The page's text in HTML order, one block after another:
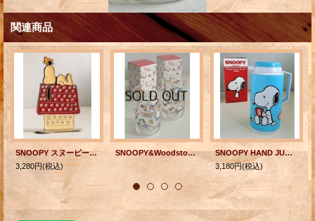
関連商品
SNOOPY スヌーピー Earrings Holder イヤリングホルダー/ピアスホルダー
3,280円(税込)
SNOOPY&Woodstock スヌーピー＆ウッドストックグラス PEANUTS Characters: ©1958, 1965 United Feature Syndicate, Inc. DETERMINED PRODUCTIONS, INC. SAN FRANCISCO ディターミンド・プロダクションズK.K./サンリオ 各1個
SNOOPY HAND JUG 1LITTLE スヌーピー＆ウッドストック color: みずいろ 卓上用魔法瓶 1リットル仕様
3,180円(税込)